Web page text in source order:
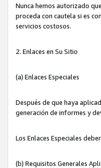
Nunca hemos autorizado
proceda con cautela si es
servicios costosos.
2. Enlaces en Su Sitio
(a) Enlaces Especiales
Después de que haya
generación de informes y
Los Enlaces Especiales
(b) Requisitos Generales